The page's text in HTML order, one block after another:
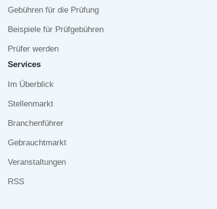
Gebühren für die Prüfung
Beispiele für Prüfgebühren
Prüfer werden
Services
Navigation
Im Überblick
Stellenmarkt
Branchenführer
Gebrauchtmarkt
Veranstaltungen
RSS